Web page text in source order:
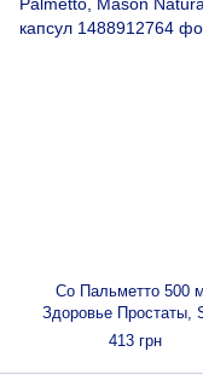
Со Пальметто 500
Здоровье Простаты,
Palmetto, Mason
413 грн